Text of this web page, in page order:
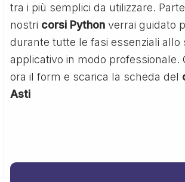
tra i più semplici da utilizzare.
nostri corsi Python verrai guidato
durante tutte le fasi essenziali allo
applicativo in modo professionale.
ora il form e scarica la scheda del
Asti